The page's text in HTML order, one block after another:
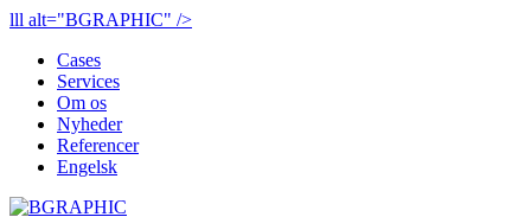
lll alt="BGRAPHIC" />
Cases
Services
Om os
Nyheder
Referencer
Engelsk